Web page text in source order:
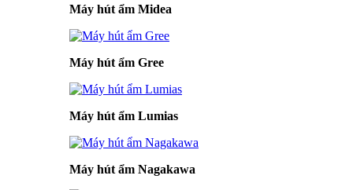
Máy hút ẩm Midea
Máy hút ẩm Gree
Máy hút ẩm Lumias
Máy hút ẩm Nagakawa